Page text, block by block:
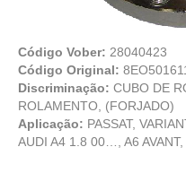
Código Vober: 28040423
Código Original:
Discriminação: CUBO DE
ROLAMENTO, (FORJADO)
Aplicação: PASSAT,
AUDI A4 1.8 00…, A6